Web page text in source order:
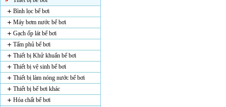
Bình lọc bể bơi
Máy bơm nước bể bơi
Gạch ốp lát bể bơi
Tấm phủ bể bơi
Thiết bị Khử khuẩn bể bơi
Thiết bị vệ sinh bể bơi
Thiết bị làm nóng nước bể bơi
Thiết bị bể bơi khác
Hóa chất bể bơi